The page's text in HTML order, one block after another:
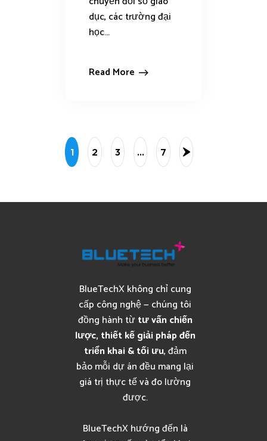
dục, các trường đại
học...
Read More
1 2 3 … 7
BlueTechX không chỉ cung
cấp công nghệ — chúng tôi
đồng hành từtư vấn chiến
lược, thiết kế giải pháp đến
triển khai & tối ưu, đảm
bảo mỗi dự án đều mang lại
giá trị thực tế và đo lường
được.
BlueTechX hướng đến là